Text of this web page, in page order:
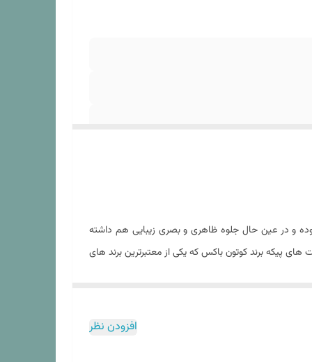
محصول در معرض نور مستقیم آفتاب بعد از
و در عین حال جلوه ظاهری و بصری زیبایی هم داشته
پیکه برند کوتون باکس که یکی از معتبرترین برند های
و دونفره , انواع حوله های دستی و پالتویی و پادری
افزودن نظر